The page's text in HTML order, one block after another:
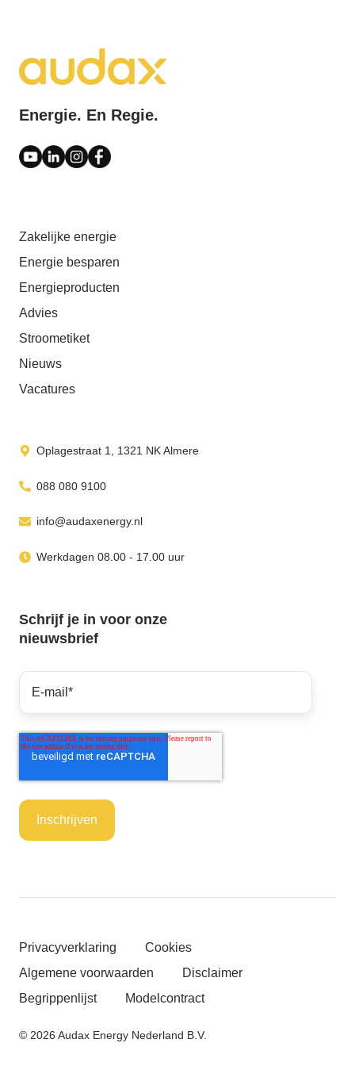
Energie. En Regie.
Zakelijke energie
Energie besparen
Energieproducten
Advies
Stroometiket
Nieuws
Vacatures
Oplagestraat 1, 1321 NK Almere
088 080 9100
info@audaxenergy.nl
Werkdagen 08.00 - 17.00 uur
Schrijf je in voor onze
nieuwsbrief
Privacyverklaring
Cookies
Algemene voorwaarden
Disclaimer
Begrippenlijst
Modelcontract
© 2026 Audax Energy Nederland B.V.